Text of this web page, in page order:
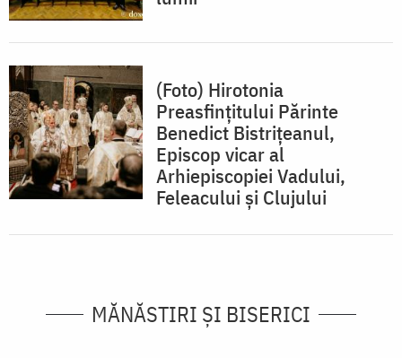
(Foto) Hirotonia
Preasfințitului Părinte
Benedict Bistrițeanul,
Episcop vicar al
Arhiepiscopiei Vadului,
Feleacului și Clujului
MĂNĂSTIRI ȘI BISERICI